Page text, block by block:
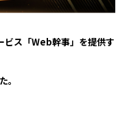
ビス「Web幹事」を提供す
。